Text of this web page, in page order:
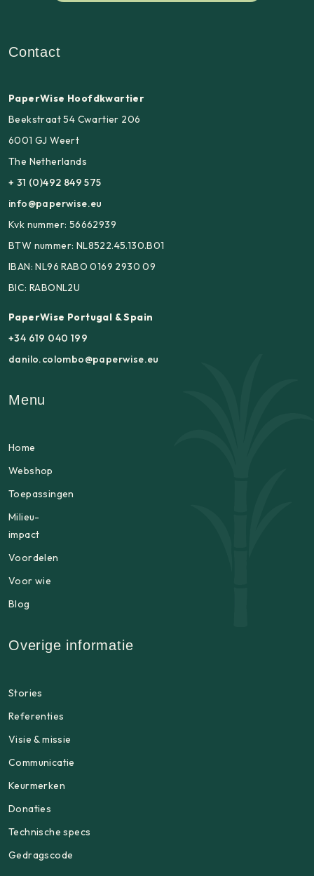
Contact
PaperWise Hoofdkwartier
Beekstraat 54 Cwartier 206
6001 GJ Weert
The Netherlands
+ 31 (0)492 849 575
info@paperwise.eu
Kvk nummer: 56662939
BTW nummer: NL8522.45.130.B01
IBAN: NL96 RABO 0169 2930 09
BIC: RABONL2U
PaperWise Portugal & Spain
+34 619 040 199
danilo.colombo@paperwise.eu
Menu
Home
Webshop
Toepassingen
Milieu-
impact
Voordelen
Voor wie
Blog
Overige informatie
Stories
Referenties
Visie & missie
Communicatie
Keurmerken
Donaties
Technische specs
Gedragscode